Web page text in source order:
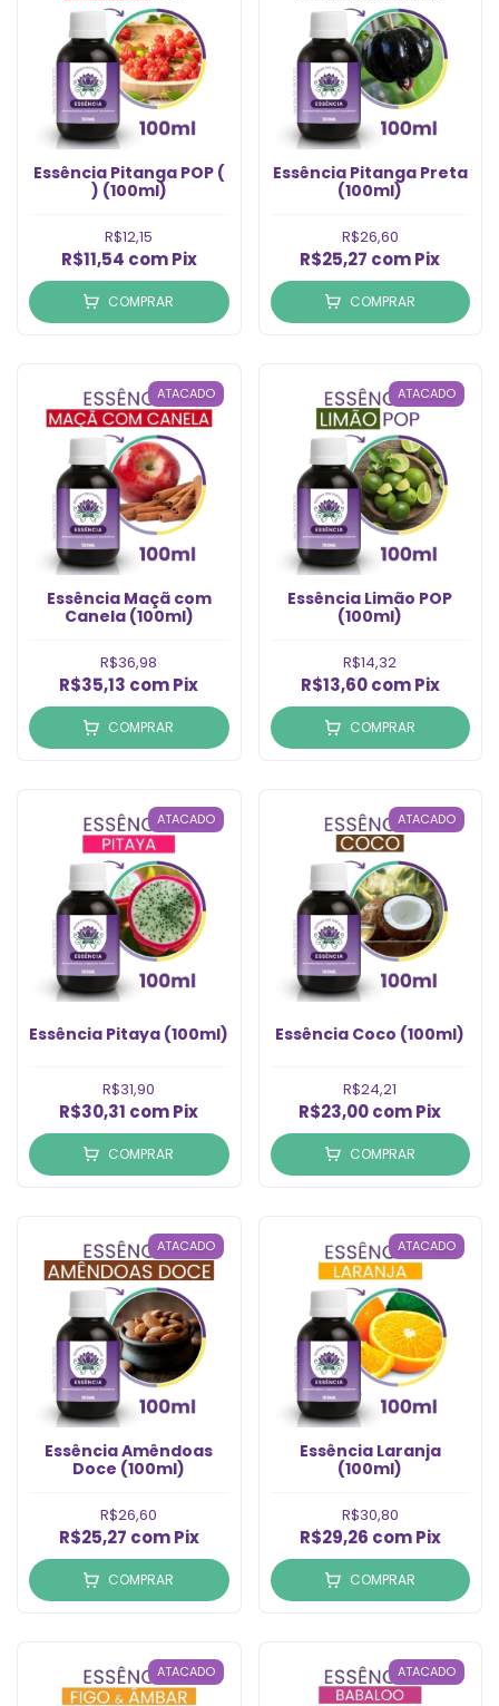
Essência Pitanga POP (
) (100ml)
R$12,15
R$11,54 com Pix
COMPRAR
Essência Pitanga Preta
(100ml)
R$26,60
R$25,27 comPix
COMPRAR
ATACADO
Essência Maçã com
Canela (100ml)
R$36,98
R$35,13 comPix
COMPRAR
ATACADO
Essência Limão POP
(100ml)
R$14,32
R$13,60com Pix
COMPRAR
ATACADO
Essência Pitaya (100ml)
R$31,90
R$30,31 comPix
COMPRAR
ATACADO
Essência Coco (100ml)
R$24,21
R$23,00comPix
COMPRAR
ATACADO
Essência Amêndoas
Doce (100ml)
R$26,60
R$25,27 com Pix
COMPRAR
ATACADO
Essência Laranja
(100ml)
R$30,80
R$29,26 com Pix
COMPRAR
ATACADO ATACADO